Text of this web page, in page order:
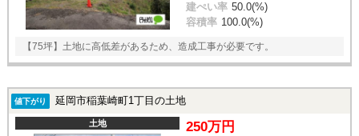
建ぺい率 50.0(%)
容積率 100.0(%)
【75坪】土地に高低差があるため、造成工事が必要です。
値下がり 延岡市稲葉崎町1丁目の土地
土地 250万円